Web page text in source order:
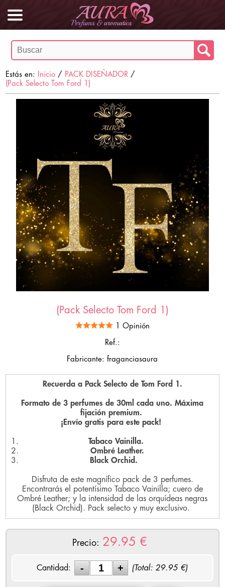
Estás en: Inicio / PACK DISEÑADOR /
(Pack Selecto Tom Ford 1)
(Pack Selecto Tom Ford 1)
1 Opinión
Ref.:
Fabricante: fraganciasaura
Recuerda a Pack Selecto de Tom Ford 1.
Formato de 3 perfumes de 30ml cada uno. Máxima
fijación premium.
¡Envío gratis para este pack!
Tabaco Vainilla.
Ombré Leather.
Black Orchid.
Disfruta de este magnífico pack de 3 perfumes.
Encontrarás el potentísimo Tabaco Vainilla; cuero de
Ombré Leather; y la intensidad de las orquídeas negras
(Black Orchid). Pack selecto y muy exclusivo.
Precio: 29.95 €
Cantidad: (Total: 29.95€)